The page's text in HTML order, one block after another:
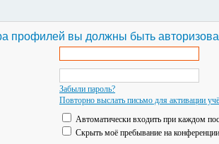
профилей вы должны быть
Забыли пароль?
Повторно выслать письмо для активации
Автоматически входить при каждом
Скрыть моё пребывание на